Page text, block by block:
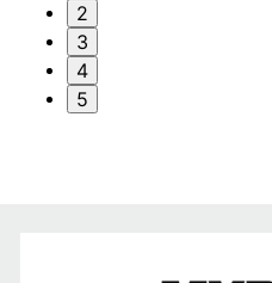
2
3
4
5